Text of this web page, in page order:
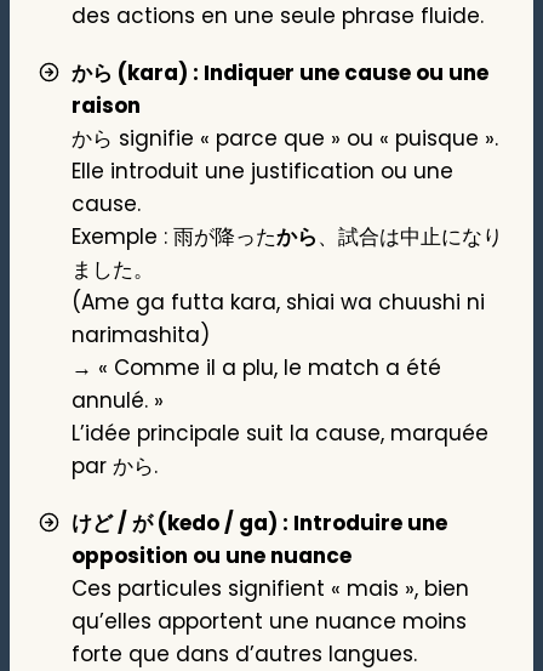
des actions en une seule phrase fluide.
から (kara) : Indiquer une cause ou une
raison
から signifie « parce que » ou « puisque ».
Elle introduit une justification ou une
cause.
Exemple : 雨が降ったから、試合は中止になり
ました。
(Ame ga futta kara, shiai wa chuushi ni
narimashita)
→ « Comme il a plu, le match a été
annulé. »
L’idée principale suit la cause, marquée
par から.
けど / が (kedo / ga) : Introduire une
opposition ou une nuance
Ces particules signifient « mais », bien
qu’elles apportent une nuance moins
forte que dans d’autres langues.